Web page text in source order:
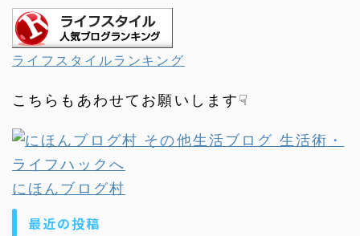
ライフスタイルランキング
こちらもあわせてお願いします☟
にほんブログ村
最近の投稿